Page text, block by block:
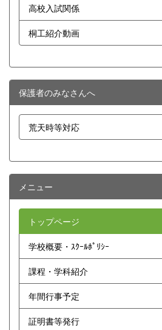
高校入試関係
桐工紹介動画
保護者のみなさんへ
荒天時等対応
メニュー
トップページ
学校概要・ｽｸｰﾙﾎﾟﾘｼｰ
課程・学科紹介
年間行事予定
証明書等発行